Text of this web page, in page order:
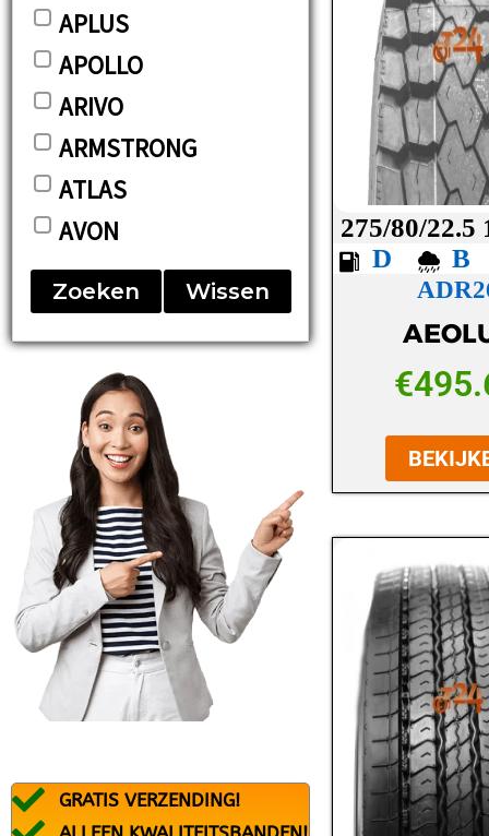
APLUS
APOLLO
ARIVO
ARMSTRONG
ATLAS
AVON
BARUM
BF-GOODRICH
BFGOODRICH
BLACK ARROW
BRIDGESTONE
CONTINENTAL
DEBICA
DUNLOP
DURATURN
FALKEN
FEDERAL
FIREMAX
FORTUNA
Zoeken Wissen
GRATIS VERZENDING!
275/80/22.5
D
B
€